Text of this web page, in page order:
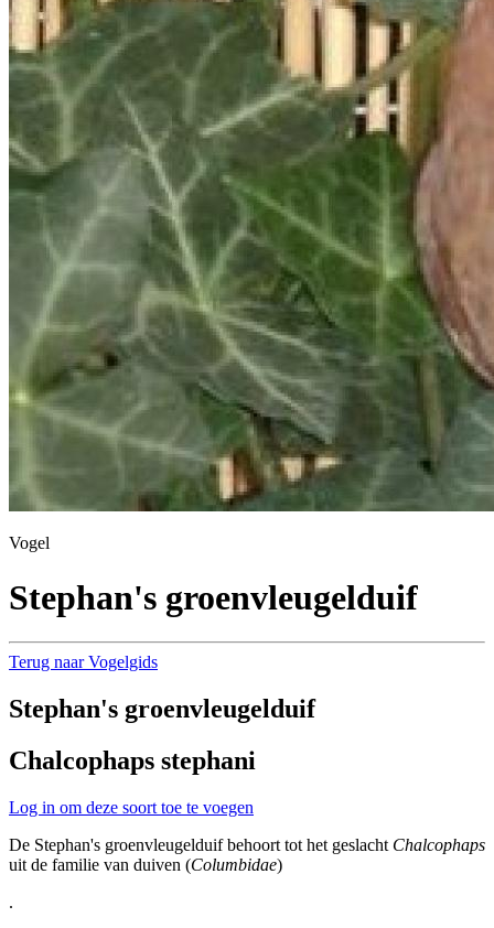
Vogel
Stephan's groenvleugelduif
Terug naar Vogelgids
Stephan's groenvleugelduif
Chalcophaps stephani
Log in om deze soort toe te voegen
De Stephan's groenvleugelduif behoort tot het geslacht Chalcophaps
uit de familie van duiven (Columbidae)
.